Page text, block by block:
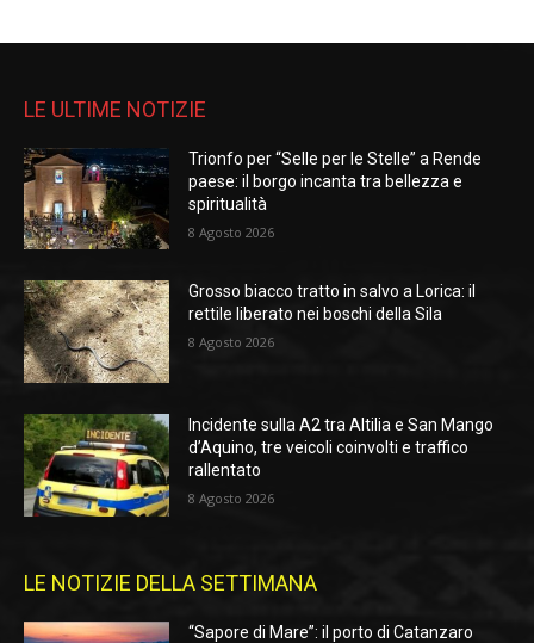
LE ULTIME NOTIZIE
Trionfo per “Selle per le Stelle” a Rende
paese: il borgo incanta tra bellezza e
spiritualità
8 Agosto 2026
Grosso biacco tratto in salvo a Lorica: il
rettile liberato nei boschi della Sila
8 Agosto 2026
Incidente sulla A2 tra Altilia e San Mango
d’Aquino, tre veicoli coinvolti e traffico
rallentato
8 Agosto 2026
LE NOTIZIE DELLA SETTIMANA
“Sapore di Mare”: il porto di Catanzaro